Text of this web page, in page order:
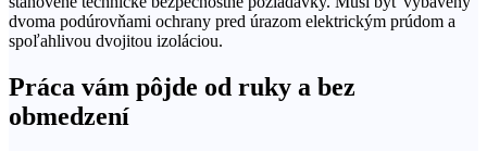
dvoma podúrovňami ochrany pred úrazom elektrickým prúdom a
spoľahlivou dvojitou izoláciou.
Práca vám pôjde od ruky a bez
obmedzení